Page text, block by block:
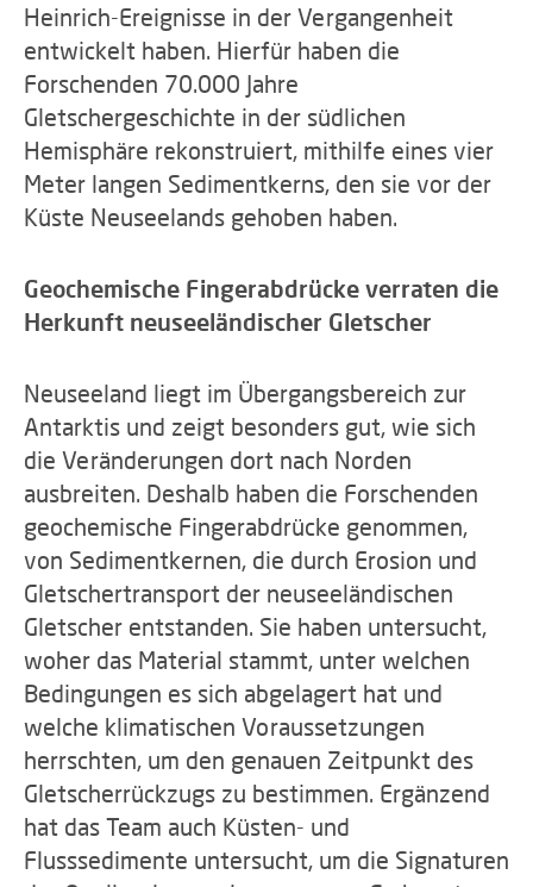
Heinrich-Ereignisse in der Vergangenheit
entwickelt haben. Hierfür haben die
Forschenden 70.000 Jahre
Gletschergeschichte in der südlichen
Hemisphäre rekonstruiert, mithilfe eines vier
Meter langen Sedimentkerns, den sie vor der
Küste Neuseelands gehoben haben.
Geochemische Fingerabdrücke verraten die
Herkunft neuseeländischer Gletscher
Neuseeland liegt im Übergangsbereich zur
Antarktis und zeigt besonders gut, wie sich
die Veränderungen dort nach Norden
ausbreiten. Deshalb haben die Forschenden
geochemische Fingerabdrücke genommen,
von Sedimentkernen, die durch Erosion und
Gletschertransport der neuseeländischen
Gletscher entstanden. Sie haben untersucht,
woher das Material stammt, unter welchen
Bedingungen es sich abgelagert hat und
welche klimatischen Voraussetzungen
herrschten, um den genauen Zeitpunkt des
Gletscherrückzugs zu bestimmen. Ergänzend
hat das Team auch Küsten- und
Flusssedimente untersucht, um die Signaturen